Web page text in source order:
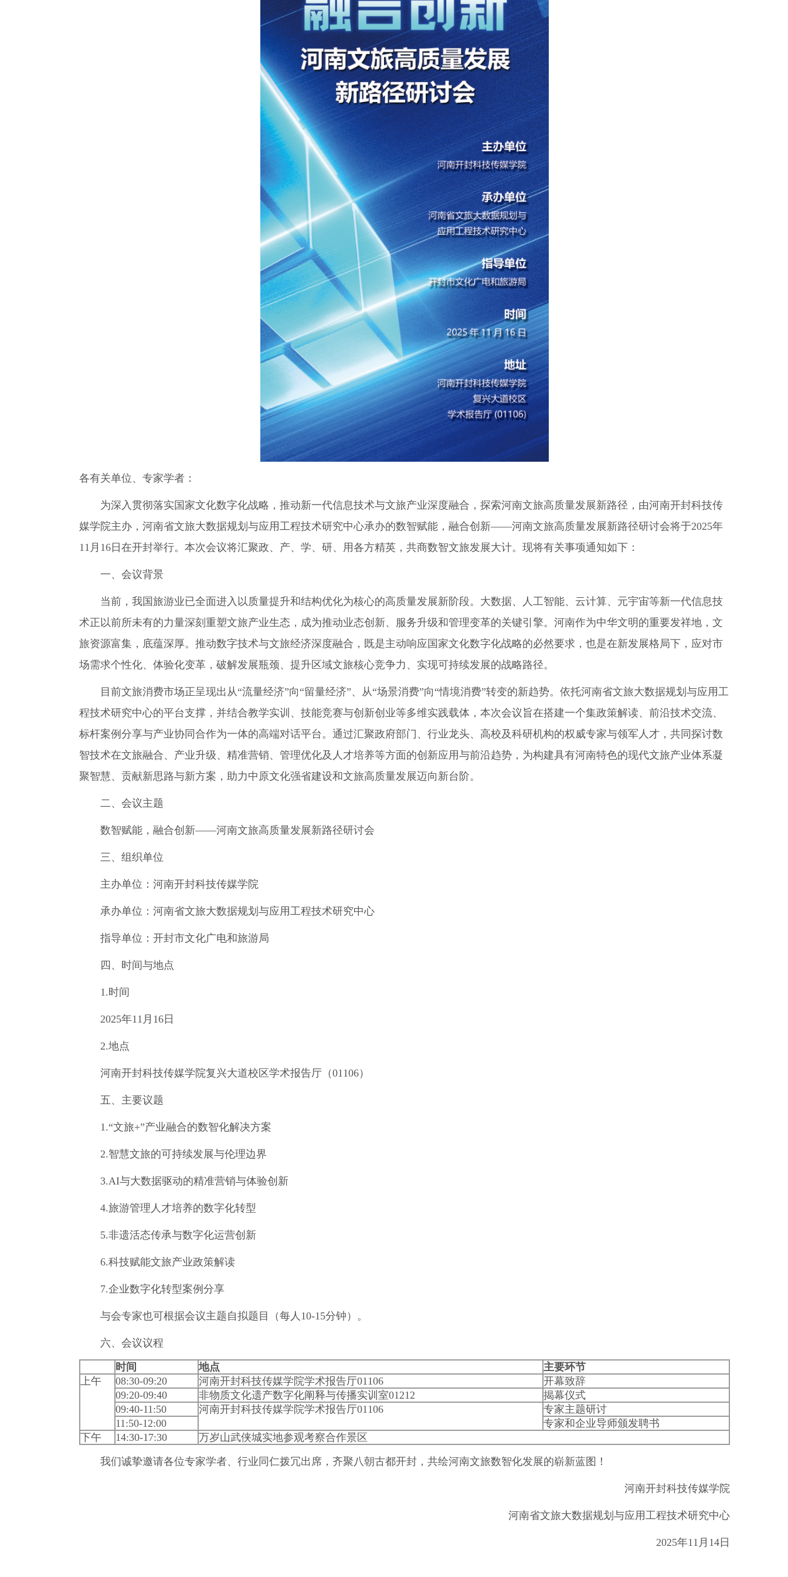
各有关单位、专家学者：
为深入贯彻落实国家文化数字化战略，推动新一代信息技术与文旅产业深度融合，探索河南文旅高质量发展新路径，由河南开封科技传
媒学院主办，河南省文旅大数据规划与应用工程技术研究中心承办的数智赋能，融合创新——河南文旅高质量发展新路径研讨会将于2025年
11月16日在开封举行。本次会议将汇聚政、产、学、研、用各方精英，共商数智文旅发展大计。现将有关事项通知如下：
一、会议背景
当前，我国旅游业已全面进入以质量提升和结构优化为核心的高质量发展新阶段。大数据、人工智能、云计算、元宇宙等新一代信息技
术正以前所未有的力量深刻重塑文旅产业生态，成为推动业态创新、服务升级和管理变革的关键引擎。河南作为中华文明的重要发祥地，文
旅资源富集，底蕴深厚。推动数字技术与文旅经济深度融合，既是主动响应国家文化数字化战略的必然要求，也是在新发展格局下，应对市
场需求个性化、体验化变革，破解发展瓶颈、提升区域文旅核心竞争力、实现可持续发展的战略路径。
目前文旅消费市场正呈现出从“流量经济”向“留量经济”、从“场景消费”向“情境消费”转变的新趋势。依托河南省文旅大数据规划与应用工
程技术研究中心的平台支撑，并结合教学实训、技能竞赛与创新创业等多维实践载体，本次会议旨在搭建一个集政策解读、前沿技术交流、
标杆案例分享与产业协同合作为一体的高端对话平台。通过汇聚政府部门、行业龙头、高校及科研机构的权威专家与领军人才，共同探讨数
智技术在文旅融合、产业升级、精准营销、管理优化及人才培养等方面的创新应用与前沿趋势，为构建具有河南特色的现代文旅产业体系凝
聚智慧、贡献新思路与新方案，助力中原文化强省建设和文旅高质量发展迈向新台阶。
二、会议主题
数智赋能，融合创新——河南文旅高质量发展新路径研讨会
三、组织单位
主办单位：河南开封科技传媒学院
承办单位：河南省文旅大数据规划与应用工程技术研究中心
指导单位：开封市文化广电和旅游局
四、时间与地点
1.时间
2025年11月16日
2.地点
河南开封科技传媒学院复兴大道校区学术报告厅（01106）
五、主要议题
1.“文旅+”产业融合的数智化解决方案
2.智慧文旅的可持续发展与伦理边界
3.AI与大数据驱动的精准营销与体验创新
4.旅游管理人才培养的数字化转型
5.非遗活态传承与数字化运营创新
6.科技赋能文旅产业政策解读
7.企业数字化转型案例分享
与会专家也可根据会议主题自拟题目（每人10-15分钟）。
六、会议议程
时间 地点
主要环节
上午
08:30-09:20 河南开封科技传媒学院学术报告厅01106
开幕致辞
09:20-09:40
非物质文化遗产数字化阐释与传播实训室01212
揭幕仪式
09:40-11:50
河南开封科技传媒学院学术报告厅01106
专家主题研讨
11:50-12:00
专家和企业导师颁发聘书
下午
14:30-17:30 万岁山武侠城实地参观考察合作景区
我们诚挚邀请各位专家学者、行业同仁拨冗出席，齐聚八朝古都开封，共绘河南文旅数智化发展的崭新蓝图！
河南开封科技传媒学院
河南省文旅大数据规划与应用工程技术研究中心
2025年11月14日